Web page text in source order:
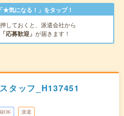
★気になる！」をタップ！
しておくと、派遣会社から
「応募歓迎」 が届きます！
タッフ_H137451
OK 派遣